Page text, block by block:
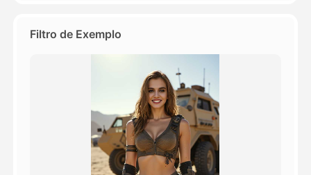
Filtro de Exemplo